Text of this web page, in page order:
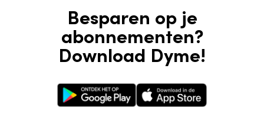
Besparen op je
abonnementen?
Download Dyme!
Google Play StoreApple App Store